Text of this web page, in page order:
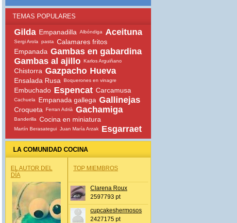
TEMAS POPULARES
Gilda Empanadilla Albóndiga Aceituna
Sergi Arola pasta
Calamares fritos
Empanada Gambas en gabardina
Gambas al ajillo Karlos Arguiñano
Chistorra Gazpacho Hueva
Ensalada Rusa Boquerones en vinagre
Embuchado Espencat Carcamusa
Cachuela Empanada gallega Gallinejas
Croqueta Ferran Adrià Gachamiga
Banderilla Cocina en miniatura
Martín Berasategui Juan María Arzak Esgarraet
LA COMUNIDAD COCINA
EL AUTOR DEL
DÍA
TOP MIEMBROS
Clarena Roux
2597793 pt
cupcakeshermosos
2427175 pt